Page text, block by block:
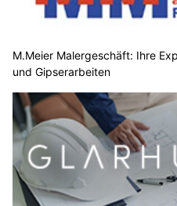
M.Meier Malergeschäft: Ihre
und Gipserarbeiten